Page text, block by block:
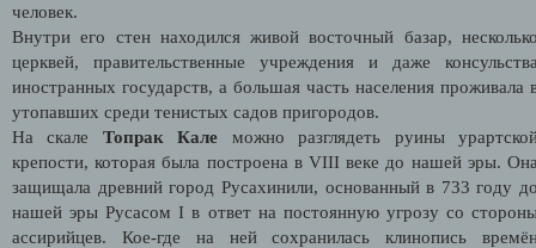
человек.
Внутри его стен находился живой восточный базар,
церквей, правительственные учреждения и даже
иностранных государств, а большая часть населения проживала
утопавших среди тенистых садов пригородов.
На скале Топрак Кале можно разглядеть руины
крепости, которая была построена в VIII веке до нашей эры.
защищала древний город Русахинили, основанный в 733 году
нашей эры Русасом I в ответ на постоянную угрозу со
ассирийцев. Кое-где на ней сохранилась клинопись